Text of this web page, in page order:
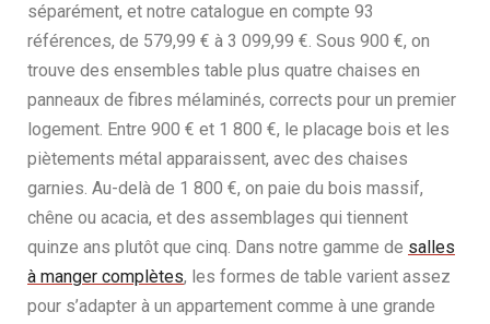
séparément, et notre catalogue en compte 93
références, de 579,99 € à 3 099,99 €. Sous 900 €, on
trouve des ensembles table plus quatre chaises en
panneaux de fibres mélaminés, corrects pour un premier
logement. Entre 900 € et 1 800 €, le placage bois et les
piètements métal apparaissent, avec des chaises
garnies. Au-delà de 1 800 €, on paie du bois massif,
chêne ou acacia, et des assemblages qui tiennent
quinze ans plutôt que cinq. Dans notre gamme de salles
à manger complètes, les formes de table varient assez
pour s’adapter à un appartement comme à une grande